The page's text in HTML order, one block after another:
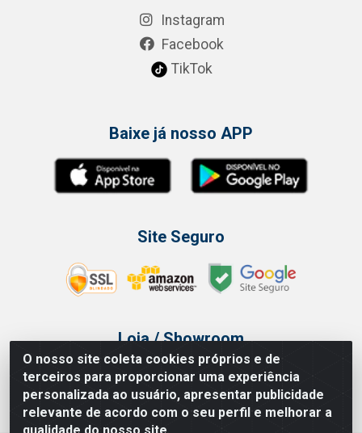
O nosso site coleta cookies próprios e de
terceiros para proporcionar uma experiência
personalizada ao usuário, apresentar publicidade
relevante de acordo com o seu perfil e melhorar a
Instagram
Facebook
TikTok
Baixe já nosso APP
Site Seguro
Loja / Showroom
Tel.: (11) 3314 6400
Av Vautier, 468 - Pari - São Paulo/SP